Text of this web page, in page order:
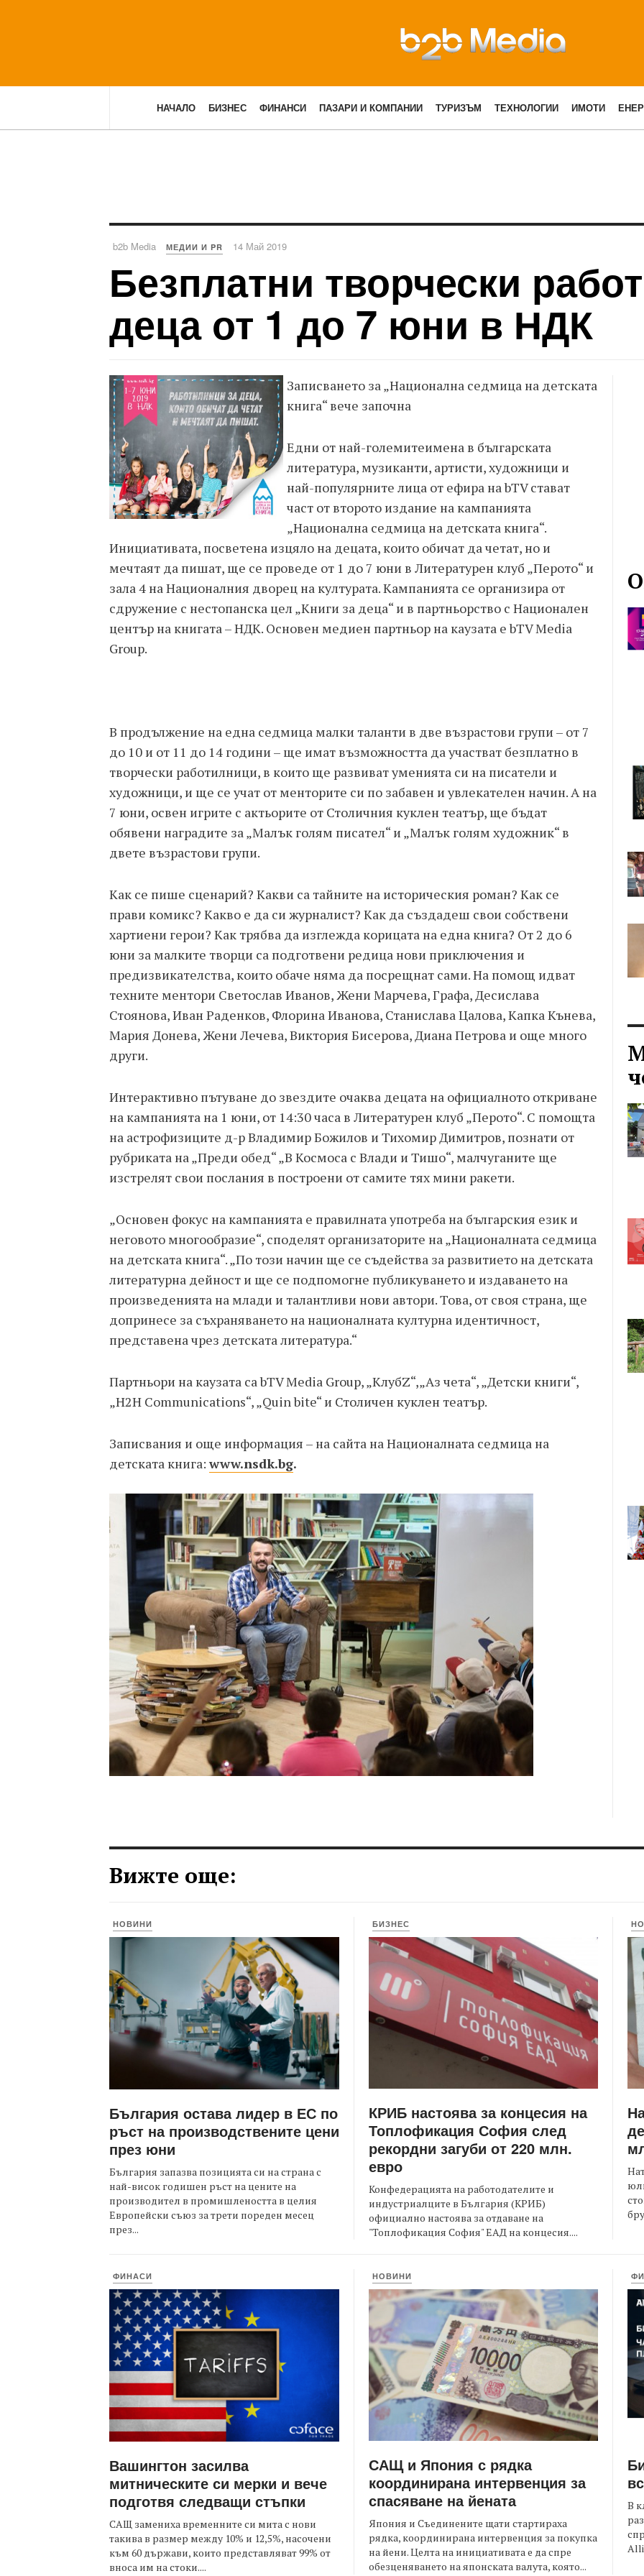
НАЧАЛО БИЗНЕС ФИНАНСИ ПАЗАРИ И КОМПАНИИ ТУРИЗЪМ ТЕХНОЛОГИИ ИМОТИ
b2b Media МЕДИИ И PR 14 Май 2019
Безплатни творчески
деца от 1 до 7 юни в НДК
Записването за „Национална седмица на детската
книга“ вече започна
Едни от най-големитеимена в българската
литература, музиканти, артисти, художници и
най-популярните лица от ефира на bTV стават
част от второто издание на кампанията
„Национална седмица на детската книга“.
Инициативата, посветена изцяло на децата, които обичат да четат, но и
мечтаят да пишат, ще се проведе от 1 до 7 юни в Литературен клуб „Перото“ и
зала 4 на Националния дворец на културата. Кампанията се организира от
сдружение с нестопанска цел „Книги за деца“ и в партньорство с Национален
център на книгата – НДК. Основен медиен партньор на каузата е bTV Media
Group.
В продължение на една седмица малки таланти в две възрастови групи – от 7
до 10 и от 11 до 14 години – ще имат възможността да участват безплатно в
творчески работилници, в които ще развиват уменията си на писатели и
художници, и ще се учат от менторите си по забавен и увлекателен начин. А на
7 юни, освен игрите с актьорите от Столичния куклен театър, ще бъдат
обявени наградите за „Малък голям писател“ и „Малък голям художник“ в
двете възрастови групи.
Как се пише сценарий? Какви са тайните на историческия роман? Как се
прави комикс? Какво е да си журналист? Как да създадеш свои собствени
хартиени герои? Как трябва да изглежда корицата на една книга? От 2 до 6
юни за малките творци са подготвени редица нови приключения и
предизвикателства, които обаче няма да посрещнат сами. На помощ идват
техните ментори Светослав Иванов, Жени Марчева, Графа, Десислава
Стоянова, Иван Раденков, Флорина Иванова, Станислава Цалова, Капка Кънева,
Мария Донева, Жени Лечева, Виктория Бисерова, Диана Петрова и още много
други.
Интерактивно пътуване до звездите очаква децата на официалното откриване
на кампанията на 1 юни, от 14:30 часа в Литературен клуб „Перото“. С помощта
на астрофизиците д-р Владимир Божилов и Тихомир Димитров, познати от
рубриката на „Преди обед“ „В Космоса с Влади и Тишо“, малчуганите ще
изстрелят свои послания в построени от самите тях мини ракети.
„Основен фокус на кампанията е правилната употреба на българския език и
неговото многообразие“, споделят организаторите на „Националната седмица
на детската книга“. „По този начин ще се съдейства за развитието на детската
литературна дейност и ще се подпомогне публикуването и издаването на
произведенията на млади и талантливи нови автори. Това, от своя страна, ще
допринесе за съхраняването на националната културна идентичност,
представена чрез детската литература.“
Партньори на каузата са bTV Media Group, „КлубZ“,„Аз чета“, „Детски книги“,
„H2H Communications“, „Quin bite“ и Столичен куклен театър.
Записвания и още информация – на сайта на Националната седмица на
детската книга:www.nsdk.bg.
Вижте още:
НОВИНИ
България остава лидер в ЕС по
ръст на производствените цени
през юни
България запазва позицията си на страна с
най-висок годишен ръст на цените на
производител в промишлеността в целия
Европейски съюз за трети пореден месец
през...
БИЗНЕС
КРИБ настоява за концесия на
Топлофикация София след
рекордни загуби от 220 млн.
евро
Конфедерацията на работодателите и
индустриалците в България (КРИБ)
официално настоява за отдаване на
"Топлофикация София" ЕАД на концесия....
ФИНАСИ
Вашингтон засилва
митническите си мерки и вече
подготвя следващи стъпки
САЩ замениха временните си мита с нови
такива в размер между 10% и 12,5%, насочени
към 60 държави, които представляват 99% от
вноса им на стоки....
НОВИНИ
САЩ и Япония с рядка
координирана интервенция за
спасяване на йената
Япония и Съединените щати стартираха
рядка, координирана интервенция за покупка
на йени. Целта на инициативата е да спре
обезценяването на японската валута, която...
В